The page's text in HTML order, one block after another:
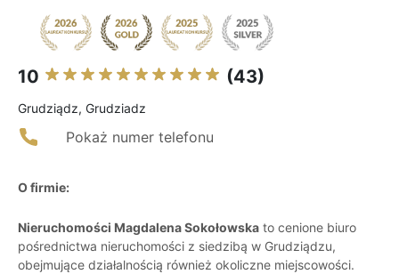
10 (43)
Grudziądz, Grudziadz
Pokaż numer telefonu
O firmie:
Nieruchomości Magdalena Sokołowska to cenione biuro
pośrednictwa nieruchomości z siedzibą w Grudziądzu,
obejmujące działalnością również okoliczne miejscowości.